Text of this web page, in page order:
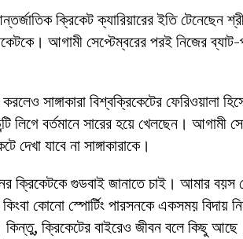
ইসলামের ঈদ সামগ্রী বিতরন
এসিল্যান্ড অফিসে ভয়াবহ দুর্নীতি
ক্রিকেট ক্যারিয়ারের ইতি টেনেছেন
আগামী সেপ্টেম্বরের পরই নিজের ব্যাট-
সাঙ্গাকারা বিশ্বক্রিকেটের ফেরিওয়ালা
লিগে বর্তমানে সারের হয়ে খেলছেন। আগামী
যাবে না সাঙ্গাকারাকে।
ক্রিকেটকে গুডবাই জানাতে চাই। আমার বয়স
কিংবা কোনো স্পোর্টিং পারসনকে একসময়
ক্রিকেটের বাইরেও জীবন বলে কিছু